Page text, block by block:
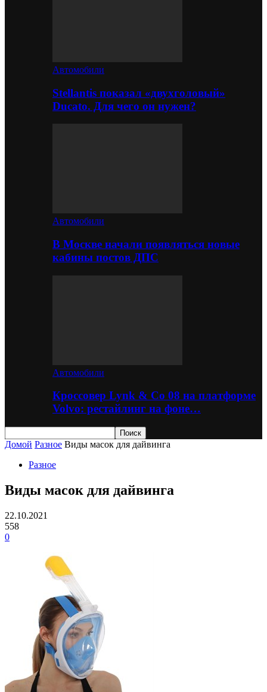
Автомобили
Stellantis показал «двухголовый»
Ducato. Для чего он нужен?
Автомобили
В Москве начали появляться новые
кабины постов ДПС
Автомобили
Кроссовер Lynk & Co 08 на платформе
Volvo: рестайлинг на фоне…
Домой Разное Виды масок для дайвинга
Разное
Виды масок для дайвинга
22.10.2021
558
0